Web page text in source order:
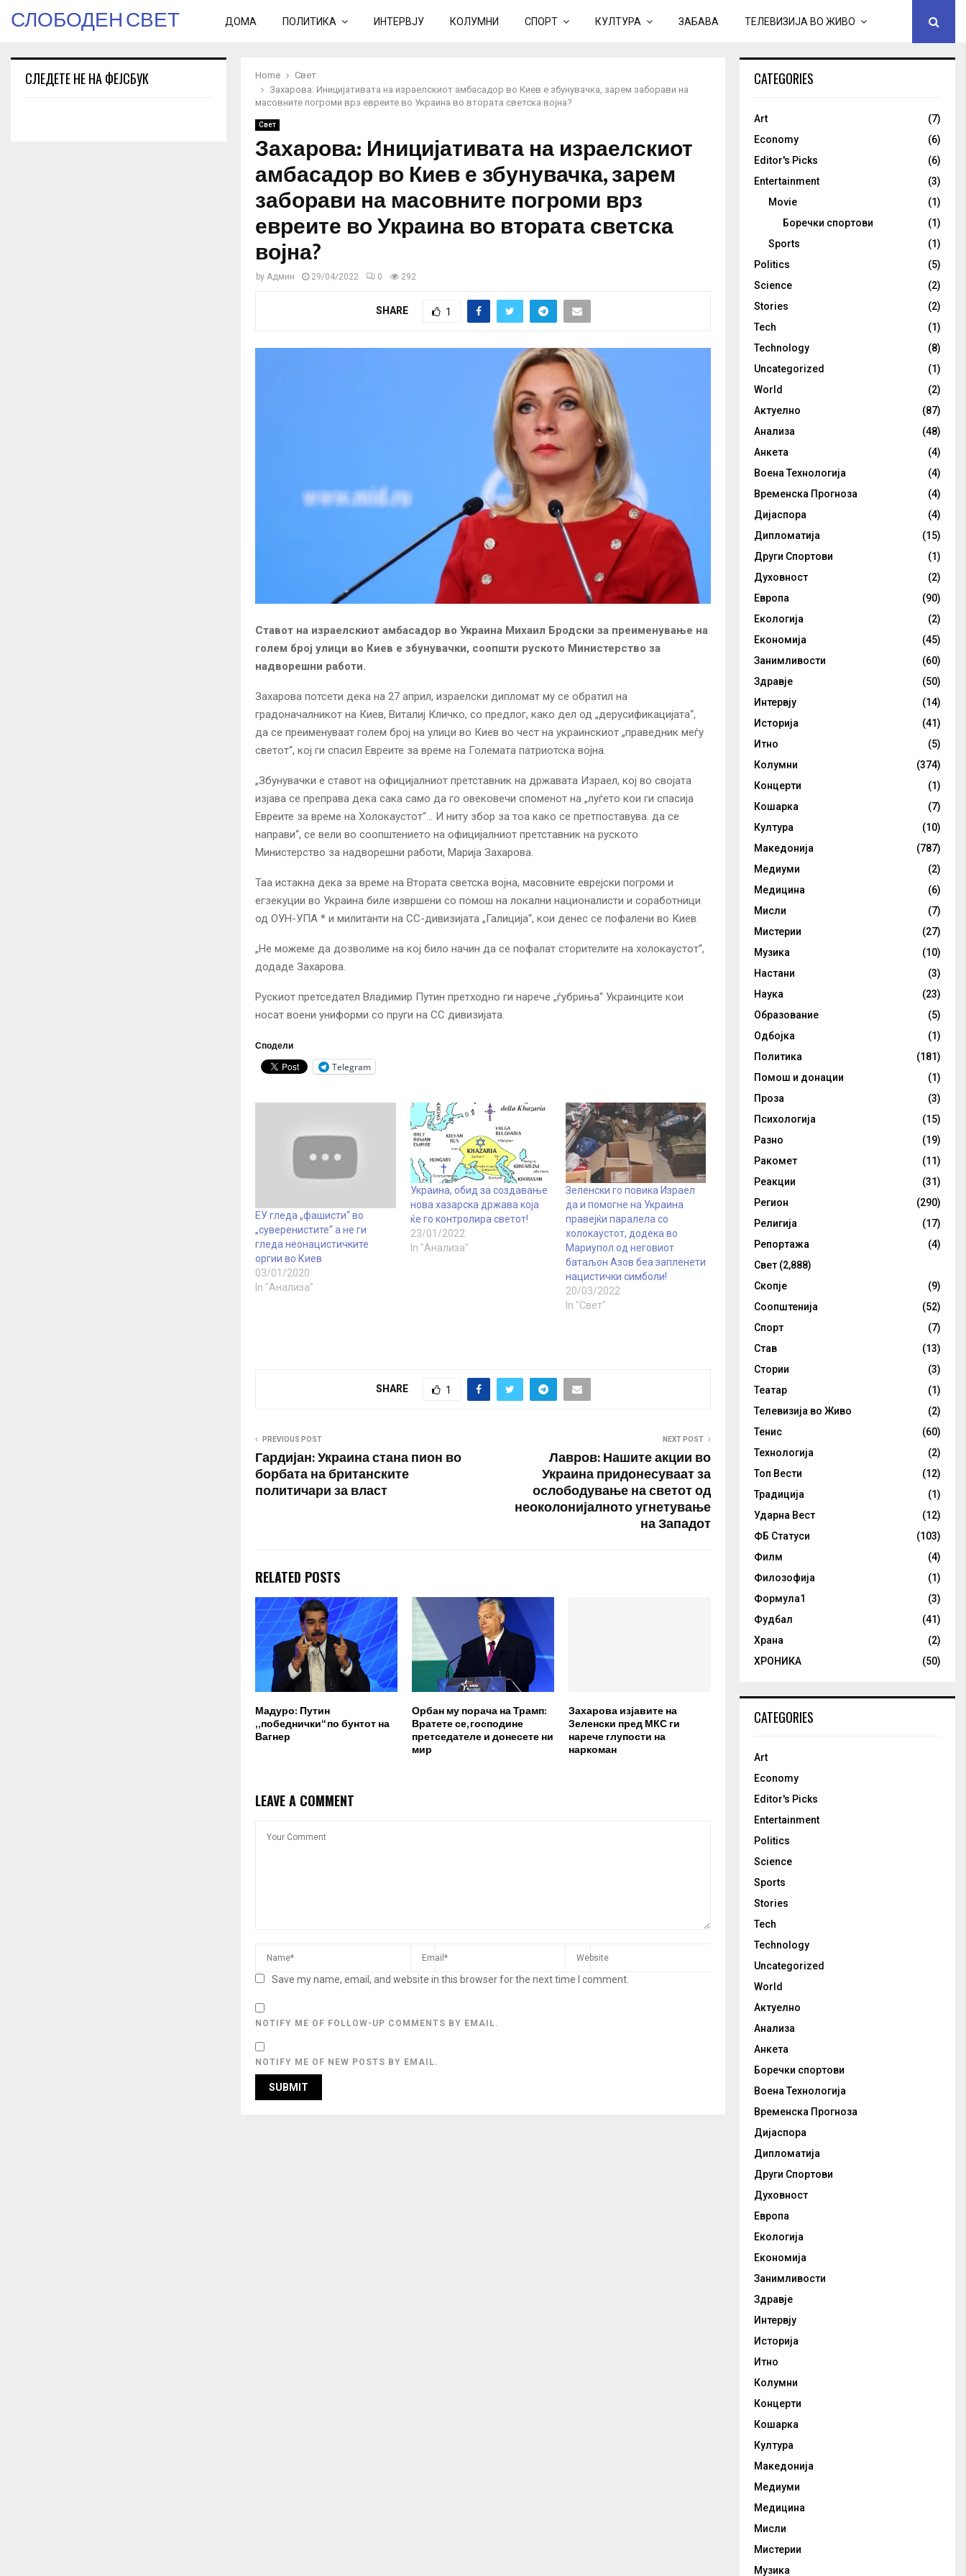
СЛОБОДЕН СВЕТ ДОМА ПОЛИТИКА ИНТЕРВЈУ КОЛУМНИ СПОРТ КУЛТУРА ЗАБАВА ТЕЛЕВИЗИЈА ВО ЖИВО
Home
Свет
Захарова: Иницијативата на израелскиот амбасадор во Киев е збунувачка, зарем заборави на
масовните погроми врз евреите во Украина во втората светска војна?
Свет
Захарова: Иницијативата на израелскиот
амбасадор во Киев е збунувачка, зарем
заборави на масовните погроми врз
евреите во Украина во втората светска
војна?
by Админ 29/04/2022 0 292
SHARE 1
Ставот на израелскиот амбасадор во Украина Михаил Бродски за преименување на
голем број улици во Киев е збунувачки, соопшти руското Министерство за
надворешни работи.
Захарова потсети дека на 27 април, израелски дипломат му се обратил на
градоначалникот на Киев, Виталиј Кличко, со предлог, како дел од „дерусификацијата“,
да се преименуваат голем број на улици во Киев во чест на украинскиот „праведник меѓу
светот“, кој ги спасил Евреите за време на Големата патриотска војна.
„Збунувачки е ставот на официјалниот претставник на државата Израел, кој во својата
изјава се преправа дека сака само да го овековечи споменот на „луѓето кои ги спасија
Евреите за време на Холокаустот“… И ниту збор за тоа како се претпоставува. да се
направи“, се вели во соопштението на официјалниот претставник на руското
Министерство за надворешни работи, Марија Захарова.
Таа истакна дека за време на Втората светска војна, масовните еврејски погроми и
егзекуции во Украина биле извршени со помош на локални националисти и соработници
од ОУН-УПА * и милитанти на СС-дивизијата „Галиција“, кои денес се пофалени во Киев.
„Не можеме да дозволиме на кој било начин да се пофалат сторителите на холокаустот“,
додаде Захарова.
Рускиот претседател Владимир Путин претходно ги нарече „ѓубриња“ Украинците кои
носат воени униформи со пруги на СС дивизијата.
Сподели
Telegram
ЕУ гледа „фашисти“ во
„суверенистите“ а не ги
гледа неонацистичките
оргии во Киев
03/01/2020
In "Анализа"
Украина, обид за создавање
нова хазарска држава која
ќе го контролира светот!
23/01/2022
In "Анализа"
Зеленски го повика Израел
да и помогне на Украина
правејќи паралела со
холокаустот, додека во
Мариупол од неговиот
батаљон Азов беа запленети
нацистички симболи!
20/03/2022
In "Свет"
SHARE 1
PREVIOUS POST
Гардијан: Украина стана пион во
борбата на британските
политичари за власт
NEXT POST
Лавров: Нашите акции во
Украина придонесуваат за
ослободување на светот од
неоколонијалното угнетување
на Западот
RELATED POSTS
Мадуро: Путин
„победнички“ по бунтот на
Вагнер
Орбан му порача на Трамп:
Вратете се, господине
претседателе и донесете ни
мир
Захарова изјавите на
Зеленски пред МКС ги
нарече глупости на
наркоман
LEAVE A COMMENT
Save my name, email, and website in this browser for the next time I comment.
NOTIFY ME OF FOLLOW-UP COMMENTS BY EMAIL.
NOTIFY ME OF NEW POSTS BY EMAIL.
СЛЕДЕТЕ НЕ НА ФЕЈСБУК CATEGORIES
Art
(7)
Economy
(6)
Editor's Picks
(6)
Entertainment
(3)
Movie
(1)
Боречки спортови
(1)
Sports
(1)
Politics
(5)
Science
(2)
Stories
(2)
Tech
(1)
Technology
(8)
Uncategorized
(1)
World
(2)
Актуелно
(87)
Анализа
(48)
Анкета
(4)
Воена Технологија
(4)
Временска Прогноза
(4)
Дијаспора
(4)
Дипломатија
(15)
Други Спортови
(1)
Духовност
(2)
Европа
(90)
Екологија
(2)
Економија
(45)
Занимливости
(60)
Здравје
(50)
Интервју
(14)
Историја
(41)
Итно
(5)
Колумни
(374)
Концерти
(1)
Кошарка
(7)
Култура
(10)
Македонија
(787)
Медиуми
(2)
Медицина
(6)
Мисли
(7)
Мистерии
(27)
Музика
(10)
Настани
(3)
Наука
(23)
Образование
(5)
Одбојка
(1)
Политика
(181)
Помош и донации
(1)
Проза
(3)
Психологија
(15)
Разно
(19)
Ракомет
(11)
Реакции
(31)
Регион
(290)
Религија
(17)
Репортажа
(4)
Свет (2,888)
Скопје
(9)
Соопштенија
(52)
Спорт
(7)
Став
(13)
Стории
(3)
Театар
(1)
Телевизија во Живо
(2)
Тенис
(60)
Технологија
(2)
Топ Вести
(12)
Традиција
(1)
Ударна Вест
(12)
ФБ Статуси
(103)
Филм
(4)
Филозофија
(1)
Формула1
(3)
Фудбал
(41)
Храна
(2)
ХРОНИКА
(50)
CATEGORIES
Art
Economy
Editor's Picks
Entertainment
Politics
Science
Sports
Stories
Tech
Technology
Uncategorized
World
Актуелно
Анализа
Анкета
Боречки спортови
Воена Технологија
Временска Прогноза
Дијаспора
Дипломатија
Други Спортови
Духовност
Европа
Екологија
Економија
Занимливости
Здравје
Интервју
Историја
Итно
Колумни
Концерти
Кошарка
Култура
Македонија
Медиуми
Медицина
Мисли
Мистерии
Музика